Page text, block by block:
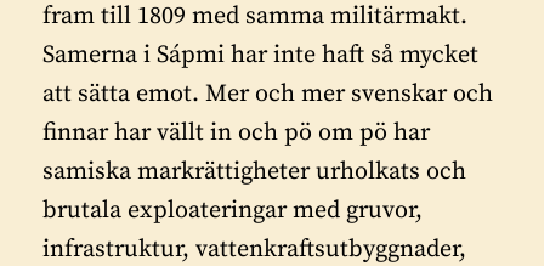
fram till 1809 med samma militärmakt.
Samerna i Sápmi har inte haft så mycket
att sätta emot. Mer och mer svenskar och
finnar har vällt in och pö om pö har
samiska markrättigheter urholkats och
brutala exploateringar med gruvor,
infrastruktur, vattenkraftsutbyggnader,